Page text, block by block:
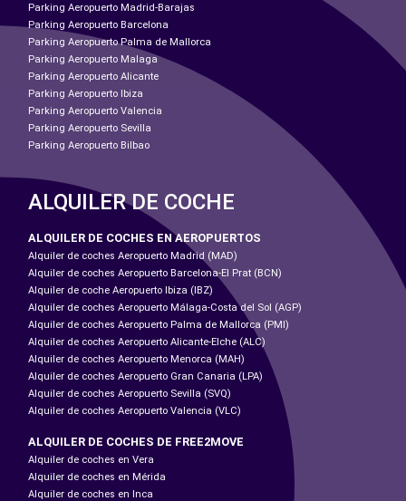
Parking Aeropuerto Madrid-Barajas
Parking Aeropuerto Barcelona
Parking Aeropuerto Palma de Mallorca
Parking Aeropuerto Malaga
Parking Aeropuerto Alicante
Parking Aeropuerto Ibiza
Parking Aeropuerto Valencia
Parking Aeropuerto Sevilla
Parking Aeropuerto Bilbao
ALQUILER DE COCHE
ALQUILER DE COCHES EN AEROPUERTOS
Alquiler de coches Aeropuerto Madrid (MAD)
Alquiler de coches Aeropuerto Barcelona-El Prat (BCN)
Alquiler de coche Aeropuerto Ibiza (IBZ)
Alquiler de coches Aeropuerto Málaga-Costa del Sol (AGP)
Alquiler de coches Aeropuerto Palma de Mallorca (PMI)
Alquiler de coches Aeropuerto Alicante-Elche (ALC)
Alquiler de coches Aeropuerto Menorca (MAH)
Alquiler de coches Aeropuerto Gran Canaria (LPA)
Alquiler de coches Aeropuerto Sevilla (SVQ)
Alquiler de coches Aeropuerto Valencia (VLC)
ALQUILER DE COCHES DE FREE2MOVE
Alquiler de coches en Vera
Alquiler de coches en Mérida
Alquiler de coches en Inca